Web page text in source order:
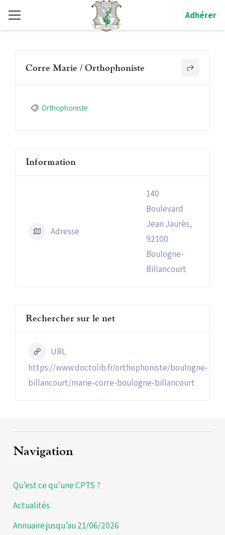
Adhérer
Corre Marie / Orthophoniste
Orthophoniste
Information
Adresse
140
Boulevard
Jean Jaurès,
92100
Boulogne-
Billancourt
Rechercher sur le net
URL
https://www.doctolib.fr/orthophoniste/boulogne-
billancourt/marie-corre-boulogne-billancourt
Navigation
Qu’est ce qu’une CPTS ?
Actualités
Annuaire jusqu’au 21/06/2026